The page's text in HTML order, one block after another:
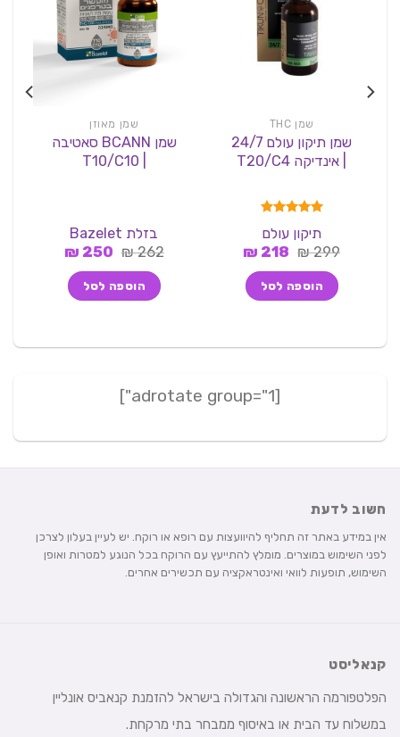
שמן THC
שמן תיקון עולם 24/7
| אינדיקה T20/C4
מתוך 5
תיקון עולם
299
₪ המחיר
היה:
299 ₪.
218
₪המחיר
הוא:
218 ₪.
הוספה לסל
שמן מאוזן
שמן BCANN סאטיבה
בזלת Bazelet
262
₪ המחיר
היה:
262 ₪.
250
₪המחיר
הוא:
250 ₪.
הוספה לסל
חשוב לדעת
אין במידע באתר זה תחליף להיוועצות עם רופא או רוקח. יש לעיין בעלון לצרכן
לפני השימוש במוצרים. מומלץ להתייעץ עם הרוקח בכל הנוגע למטרות ואופן
השימוש, תופעות לוואי ואינטראקציה עם תכשירים אחרים.
קנאליסט
הפלטפורמה הראשונה והגדולה בישראל להזמנת קנאביס אונליין
במשלוח עד הבית או באיסוף ממבחר בתי מרקחת.